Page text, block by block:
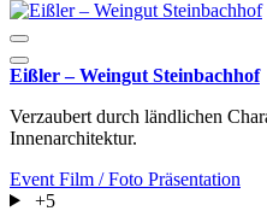
Eißler – Weingut Steinbachhof
Verzaubert durch ländlichen
Innenarchitektur.
Event Film / Foto Präsentation
+5